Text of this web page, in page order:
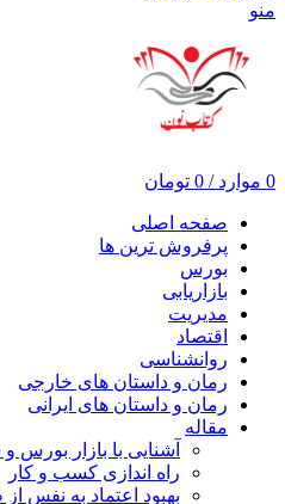
منو
0 موارد /
0 تومان
صفحه اصلی
پرفروش ترین ها
بورس
بازاریابی
مدیریت
اقتصاد
روانشناسی
رمان و داستان های خارجی
رمان و داستان های ایرانی
مقاله
آشنایی با بازار بورس
راه اندازی کسب و کار
بهبود اعتماد به نفس